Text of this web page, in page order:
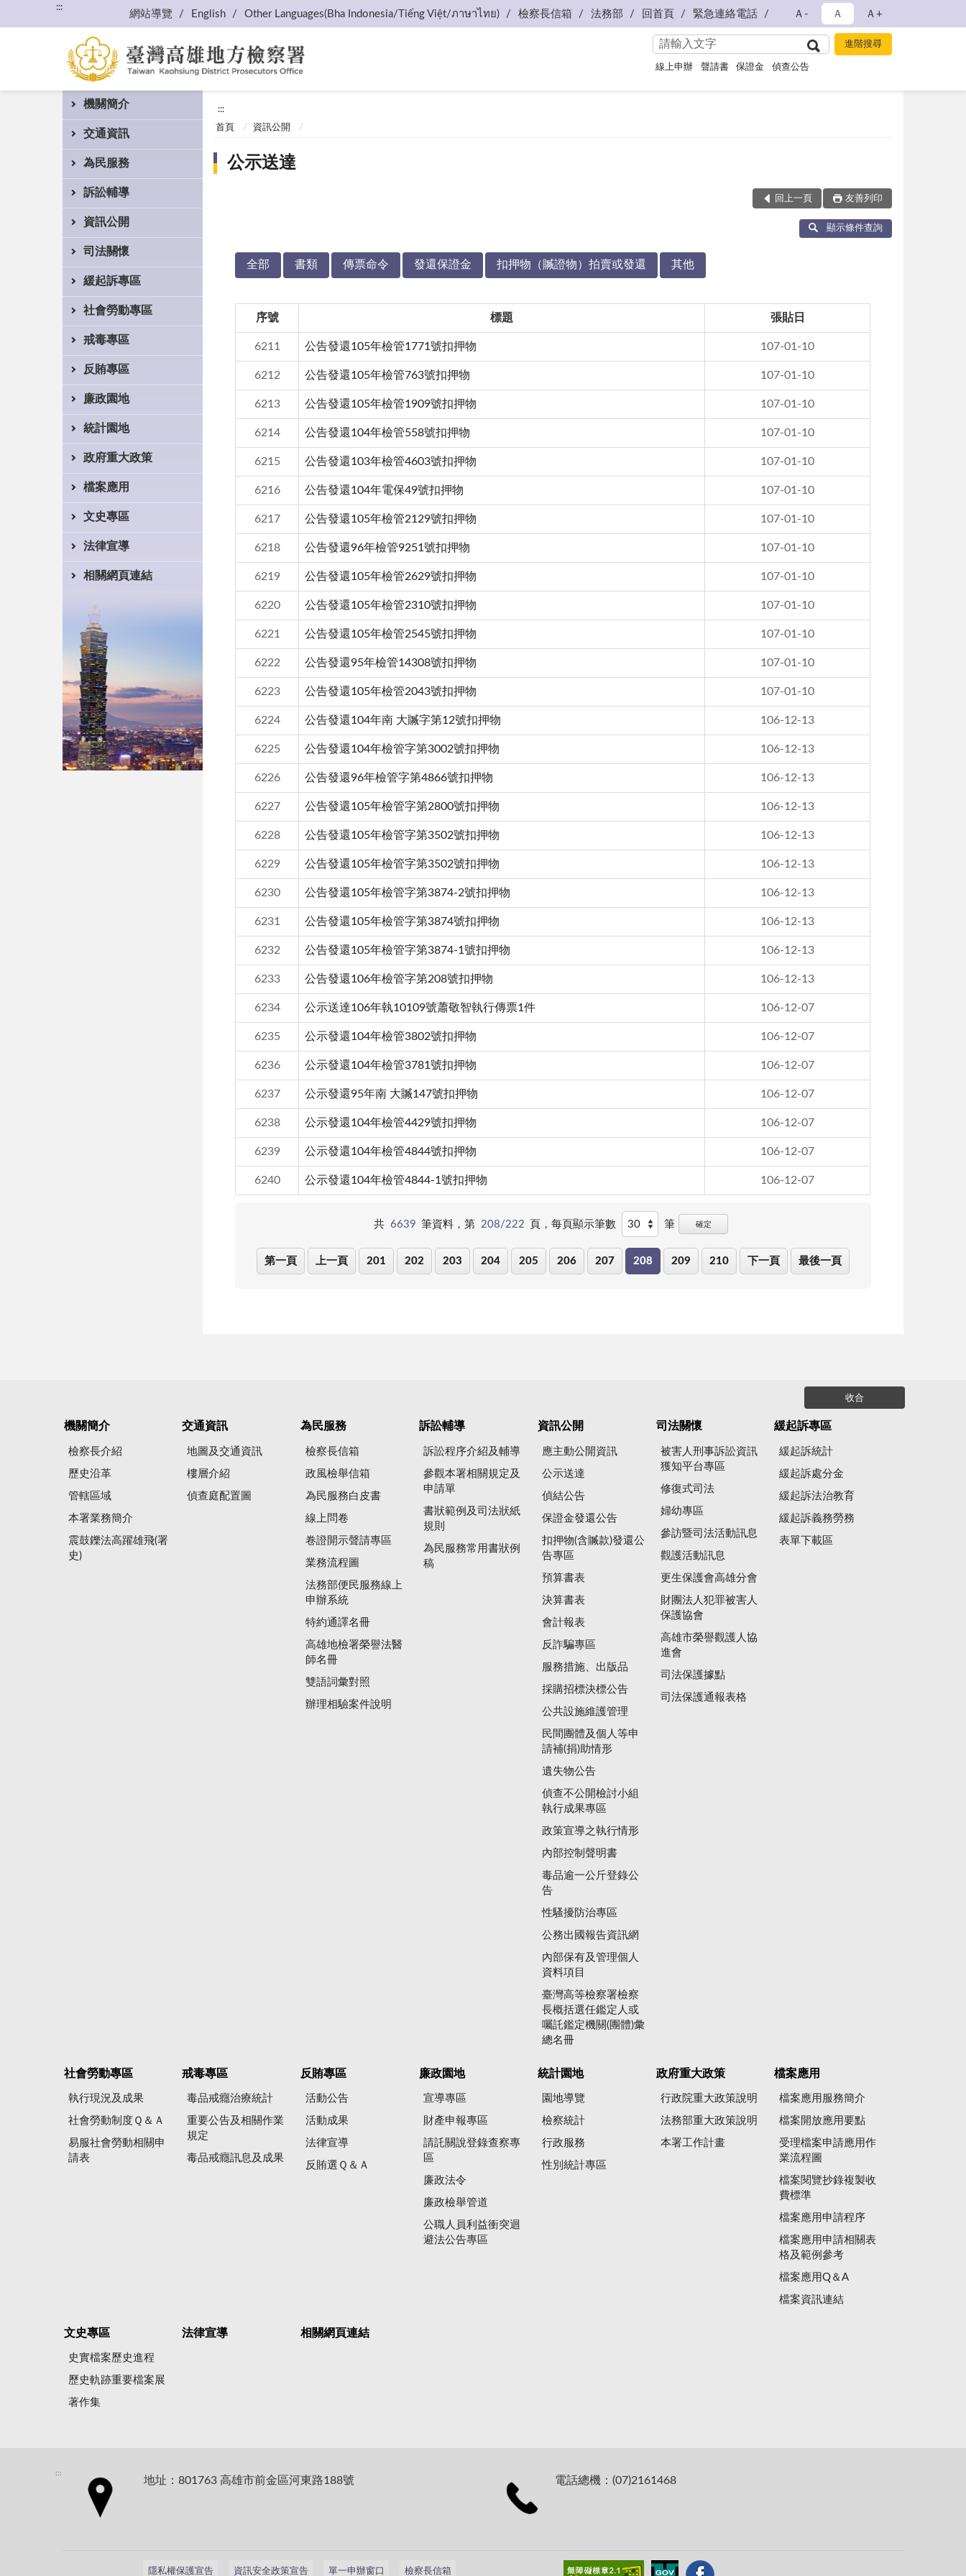
:::
網站導覽 English Other Languages(Bha Indonesia/Tiếng Việt/ภาษาไทย) 檢察長信箱 法務部 回首頁 緊急連絡電話 Ａ- Ａ Ａ+
線上申辦 聲請書 保證金 偵查公告
機關簡介
交通資訊
為民服務
訴訟輔導
資訊公開
司法關懷
緩起訴專區
社會勞動專區
戒毒專區
反賄專區
廉政園地
統計園地
政府重大政策
檔案應用
文史專區
法律宣導
相關網頁連結
:::
首頁 資訊公開
公示送達
回上一頁 友善列印
顯示條件查詢
全部 書類 傳票命令 發還保證金 扣押物（贓證物）拍賣或發還 其他
序號 標題 張貼日
6211 公告發還105年檢管1771號扣押物 107-01-10
6212 公告發還105年檢管763號扣押物 107-01-10
6213 公告發還105年檢管1909號扣押物 107-01-10
6214 公告發還104年檢管558號扣押物 107-01-10
6215 公告發還103年檢管4603號扣押物 107-01-10
6216 公告發還104年電保49號扣押物 107-01-10
6217 公告發還105年檢管2129號扣押物 107-01-10
6218 公告發還96年檢管9251號扣押物 107-01-10
6219 公告發還105年檢管2629號扣押物 107-01-10
6220 公告發還105年檢管2310號扣押物 107-01-10
6221 公告發還105年檢管2545號扣押物 107-01-10
6222 公告發還95年檢管14308號扣押物 107-01-10
6223 公告發還105年檢管2043號扣押物 107-01-10
6224 公告發還104年南 大贓字第12號扣押物 106-12-13
6225 公告發還104年檢管字第3002號扣押物 106-12-13
6226 公告發還96年檢管字第4866號扣押物 106-12-13
6227 公告發還105年檢管字第2800號扣押物 106-12-13
6228 公告發還105年檢管字第3502號扣押物 106-12-13
6229 公告發還105年檢管字第3502號扣押物 106-12-13
6230 公告發還105年檢管字第3874-2號扣押物 106-12-13
6231 公告發還105年檢管字第3874號扣押物 106-12-13
6232 公告發還105年檢管字第3874-1號扣押物 106-12-13
6233 公告發還106年檢管字第208號扣押物 106-12-13
6234 公示送達106年執10109號蕭敬智執行傳票1件 106-12-07
6235 公示發還104年檢管3802號扣押物 106-12-07
6236 公示發還104年檢管3781號扣押物 106-12-07
6237 公示發還95年南 大贓147號扣押物 106-12-07
6238 公示發還104年檢管4429號扣押物 106-12-07
6239 公示發還104年檢管4844號扣押物 106-12-07
6240 公示發還104年檢管4844-1號扣押物 106-12-07
共 6639 筆資料，第 208/222 頁，每頁顯示筆數 筆 確定
第一頁 上一頁 201 202 203 204 205 206 207 208 209 210 下一頁 最後一頁
收合
機關簡介
檢察長介紹
歷史沿革
管轄區域
本署業務簡介
震鼓鑠法高躍雄飛(署
史)
交通資訊
地圖及交通資訊
樓層介紹
偵查庭配置圖
為民服務
檢察長信箱
政風檢舉信箱
為民服務白皮書
線上問卷
卷證開示聲請專區
業務流程圖
法務部便民服務線上
申辦系統
特約通譯名冊
高雄地檢署榮譽法醫
師名冊
雙語詞彙對照
辦理相驗案件說明
訴訟輔導
訴訟程序介紹及輔導
參觀本署相關規定及
申請單
書狀範例及司法狀紙
規則
為民服務常用書狀例
稿
資訊公開
應主動公開資訊
公示送達
偵結公告
保證金發還公告
扣押物(含贓款)發還公
告專區
預算書表
決算書表
會計報表
反詐騙專區
服務措施、出版品
採購招標決標公告
公共設施維護管理
民間團體及個人等申
請補(捐)助情形
遺失物公告
偵查不公開檢討小組
執行成果專區
政策宣導之執行情形
內部控制聲明書
毒品逾一公斤登錄公
告
性騷擾防治專區
公務出國報告資訊網
內部保有及管理個人
資料項目
臺灣高等檢察署檢察
長概括選任鑑定人或
囑託鑑定機關(團體)彙
總名冊
司法關懷
被害人刑事訴訟資訊
獲知平台專區
修復式司法
婦幼專區
參訪暨司法活動訊息
觀護活動訊息
更生保護會高雄分會
財團法人犯罪被害人
保護協會
高雄市榮譽觀護人協
進會
司法保護據點
司法保護通報表格
緩起訴專區
緩起訴統計
緩起訴處分金
緩起訴法治教育
緩起訴義務勞務
表單下載區
社會勞動專區
執行現況及成果
社會勞動制度Ｑ＆Ａ
易服社會勞動相關申
請表
戒毒專區
毒品戒癮治療統計
重要公告及相關作業
規定
毒品戒癮訊息及成果
反賄專區
活動公告
活動成果
法律宣導
反賄選Ｑ＆Ａ
廉政園地
宣導專區
財產申報專區
請託關說登錄查察專
區
廉政法令
廉政檢舉管道
公職人員利益衝突迴
避法公告專區
統計園地
園地導覽
檢察統計
行政服務
性別統計專區
政府重大政策
行政院重大政策說明
法務部重大政策說明
本署工作計畫
檔案應用
檔案應用服務簡介
檔案開放應用要點
受理檔案申請應用作
業流程圖
檔案閱覽抄錄複製收
費標準
檔案應用申請程序
檔案應用申請相關表
格及範例參考
檔案應用Q＆A
檔案資訊連結
文史專區
史實檔案歷史進程
歷史軌跡重要檔案展
著作集
法律宣導 相關網頁連結
:::
地址：801763 高雄市前金區河東路188號 電話總機：(07)2161468
隱私權保護宣告 資訊安全政策宣告 單一申辦窗口 檢察長信箱